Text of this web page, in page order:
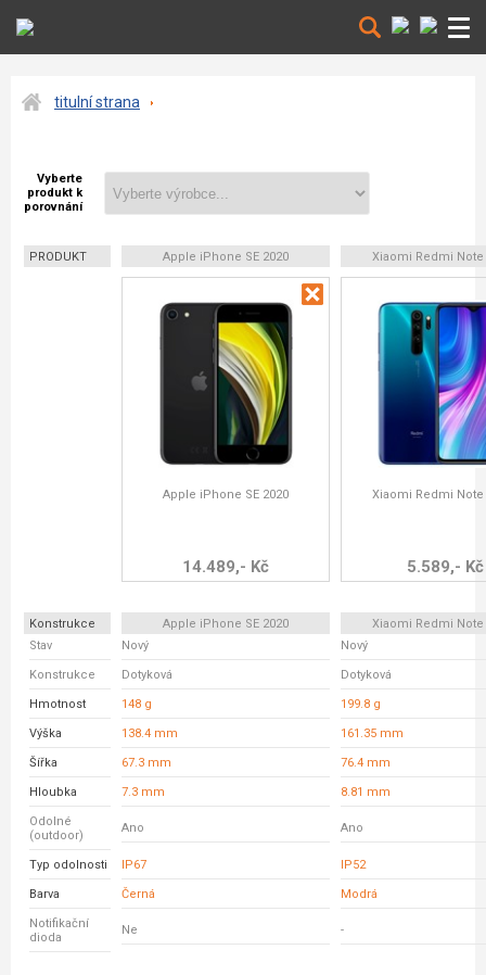
titulní strana
Vyberte
produkt k
porovnání
PRODUKT Apple iPhone SE 2020 Xiaomi Redmi Note
Apple iPhone SE 2020
14.489,- Kč
Xiaomi Redmi Note
5.589,- Kč
Konstrukce Apple iPhone SE 2020
Xiaomi Redmi Note
Stav
Nový Nový
Konstrukce Dotyková Dotyková
Hmotnost 148 g 199.8 g
Výška 138.4 mm 161.35 mm
Šířka 67.3 mm 76.4 mm
Hloubka 7.3 mm 8.81 mm
Odolné
(outdoor)
Ano Ano
Typ odolnosti IP67 IP52
Barva Černá Modrá
Notifikační
dioda
Ne -